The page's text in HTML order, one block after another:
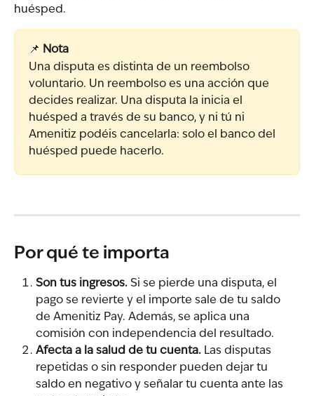
huésped.
📌 Nota
Una disputa es distinta de un reembolso
voluntario. Un reembolso es una acción que
decides realizar. Una disputa la inicia el
huésped a través de su banco, y ni tú ni
Amenitiz podéis cancelarla: solo el banco del
huésped puede hacerlo.
Por qué te importa
Son tus ingresos. Si se pierde una disputa, el
pago se revierte y el importe sale de tu saldo
de Amenitiz Pay. Además, se aplica una
comisión con independencia del resultado.
Afecta a la salud de tu cuenta. Las disputas
repetidas o sin responder pueden dejar tu
saldo en negativo y señalar tu cuenta ante las